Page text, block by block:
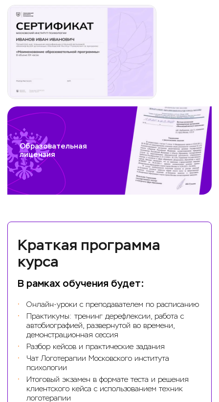
Образовательная
Краткая программа
курса
В рамках обучения будет:
Онлайн-уроки с преподавателем по расписанию
Практикумы: тренинг дерефлексии, работа с
автобиографией, развернутой во времени,
демонстрационная сессия
Разбор кейсов и практические задания
Чат Логотерапии Московского института
психологии
Итоговый экзамен в формате теста и решения
клиентского кейса с использованием техник
логотерапии